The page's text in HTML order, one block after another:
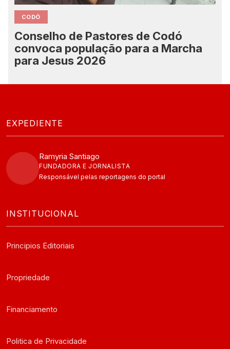
CODÓ
Conselho de Pastores de Codó
convoca população para a Marcha
para Jesus 2026
EXPEDIENTE
Ramyria Santiago
FUNDADORA E JORNALISTA
Responsável pelas reportagens do portal
INSTITUCIONAL
Principios Editoriais
Propriedade
Financiamento
Politica de Privacidade